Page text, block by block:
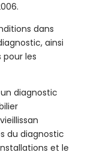
dans
ainsi
les
diagnostic
du diagnostic
et le